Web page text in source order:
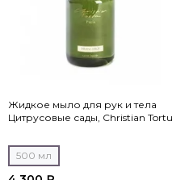
Жидкое мыло для рук и тела
Цитрусовые сады, Christian Tortu
500 мл